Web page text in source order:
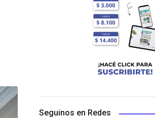
Seguinos en Redes